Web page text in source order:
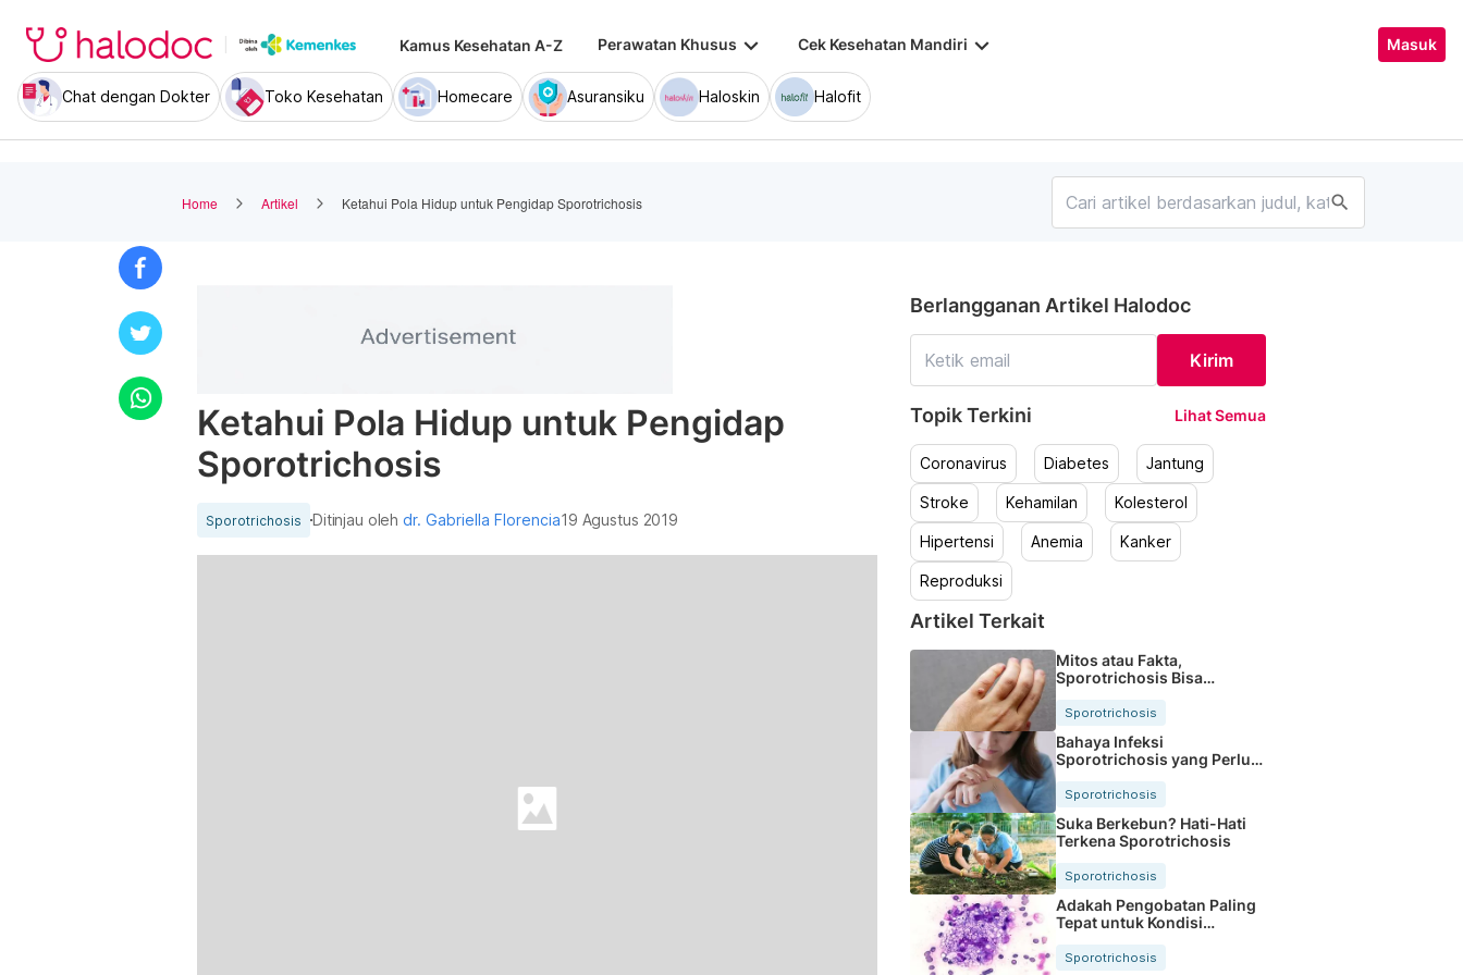
Kamus Kesehatan A-Z Perawatan Khusus keyboard_arrow_down Cek Kesehatan Mandiri keyboard_arrow_down Masuk
Chat dengan Dokter Toko Kesehatan Homecare Asuransiku Haloskin Halofit
Home Artikel Ketahui Pola Hidup untuk Pengidap Sporotrichosis search
Ketahui Pola Hidup untuk Pengidap
Sporotrichosis
Sporotrichosis Ditinjau olehdr. Gabriella Florencia19 Agustus 2019
Berlangganan Artikel Halodoc
Kirim
Topik Terkini Lihat Semua
Coronavirus Diabetes Jantung
Stroke Kehamilan Kolesterol
Hipertensi Anemia Kanker
Reproduksi
Artikel Terkait
Mitos atau Fakta,
Sporotrichosis Bisa
Sporotrichosis
Bahaya Infeksi
Sporotrichosis yang Perlu
Diketahui
Sporotrichosis
Suka Berkebun? Hati-Hati
Terkena Sporotrichosis
Sporotrichosis
Adakah Pengobatan Paling
Tepat untuk Kondisi
Sporotrichosis